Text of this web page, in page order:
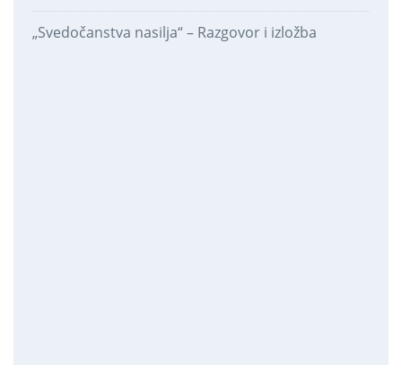
„Svedočanstva nasilja“ – Razgovor i izložba